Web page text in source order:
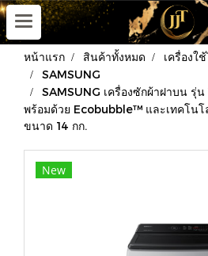
หน้าแรก สินค้าทั้งหมด เครื่องใ
SAMSUNG
SAMSUNG เครื่องซักผ้าฝาบน รุ่
พร้อมด้วย Ecobubble™ และเทคโน
ขนาด 14 กก.
New